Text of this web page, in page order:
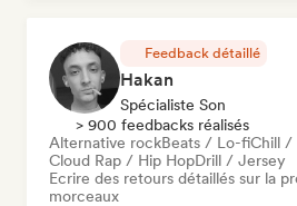
Feedback détaillé
Hakan
Spécialiste Son
> 900 feedbacks réalisés
Alternative rockBeats / Lo-fiChill /
Cloud Rap / Hip HopDrill / Jersey
Ecrire des retours détaillés sur la
morceaux